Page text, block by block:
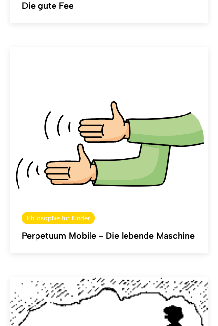
Die gute Fee
Philosophie für Kinder
Perpetuum Mobile - Die lebende Maschine